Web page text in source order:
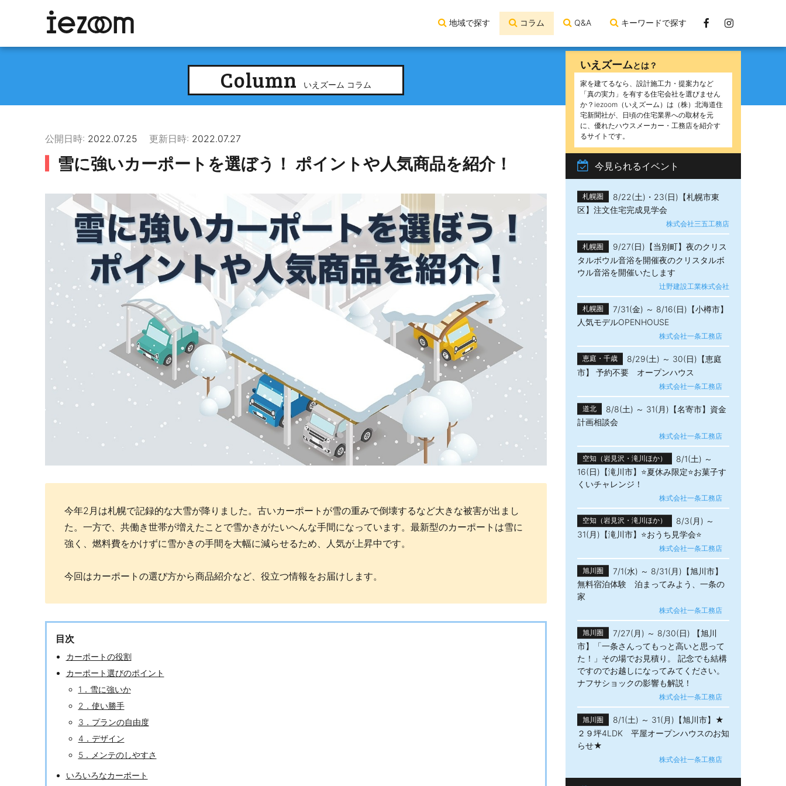
Facebook
ジ
Instagram
地域で探す コラム Q&A キーワードで探す
Column いえズーム コラム
公開日時: 2022.07.25 更新日時: 2022.07.27
雪に強いカーポートを選ぼう！ ポイントや人気商品を紹介！
今年2月は札幌で記録的な大雪が降りました。古いカーポートが雪の重みで倒壊するなど大きな被害が出まし
た。一方で、共働き世帯が増えたことで雪かきがたいへんな手間になっています。最新型のカーポートは雪に
強く、燃料費をかけずに雪かきの手間を大幅に減らせるため、人気が上昇中です。
今回はカーポートの選び方から商品紹介など、役立つ情報をお届けします。
目次
カーポートの役割
カーポート選びのポイント
1．雪に強いか
2．使い勝手
3．プランの自由度
4．デザイン
5．メンテのしやすさ
いろいろなカーポート
いえズームとは？
家を建てるなら、設計施工力・提案力など
「真の実力」を有する住宅会社を選びません
か？iezoom（いえズーム）は（株）北海道住
宅新聞社が、日頃の住宅業界への取材を元
に、優れたハウスメーカー・工務店を紹介す
るサイトです。
今見られるイベント
札幌圏
8/22(土)・23(日)【札幌市東
区】注文住宅完成見学会
株式会社三五工務店
札幌圏
9/27(日)【当別町】夜のクリス
タルボウル音浴を開催夜のクリスタルボ
ウル音浴を開催いたします
辻野建設工業株式会社
札幌圏
7/31(金) ～ 8/16(日)【小樽市】
人気モデルOPENHOUSE
株式会社一条工務店
恵庭・千歳
8/29(土) ～ 30(日)【恵庭
市】 予約不要 オープンハウス
株式会社一条工務店
道北
8/8(土) ～ 31(月)【名寄市】資金
計画相談会
株式会社一条工務店
空知（岩見沢・滝川ほか）
8/1(土) ～
16(日)【滝川市】⭐夏休み限定⭐お菓子す
くいチャレンジ！
株式会社一条工務店
空知（岩見沢・滝川ほか）
8/3(月) ～
31(月)【滝川市】⭐おうち見学会⭐
株式会社一条工務店
旭川圏
7/1(水) ～ 8/31(月)【旭川市】
無料宿泊体験 泊まってみよう、一条の
家
株式会社一条工務店
旭川圏
7/27(月) ～ 8/30(日) 【旭川
市】「一条さんってもっと高いと思って
た！」その場でお見積り。 記念でも結構
ですのでお越しになってみてください。
ナフサショックの影響も解説！
株式会社一条工務店
旭川圏
8/1(土) ～ 31(月)【旭川市】★
２９坪4LDK 平屋オープンハウスのお知
らせ★
株式会社一条工務店